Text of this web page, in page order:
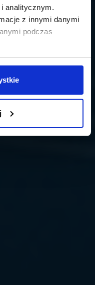
analitycznym.
z innymi danymi
podczas